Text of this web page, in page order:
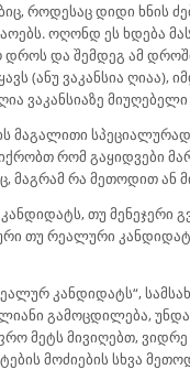
როდესაც დიდი ხნის
ოღონდ ეს ხდება
და შემდეგ ამ
(ანუ ვაკანსია ღიაა),
ვაკანსიაზე
მაგალითი
რომ გაყიდვები
მაგრამ რა მეთოდით ან
თუ მენეჯერი
თუ რეალური
კანდიდატს“,
გამოცდილება,
მეტს მივიღებთ,
მოძიების სხვა